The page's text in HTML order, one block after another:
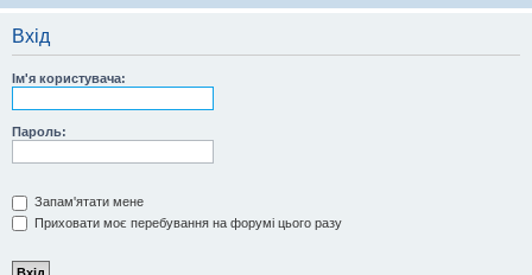
Вхід
Ім'я користувача:
Пароль:
Запам'ятати мене
Приховати моє перебування на форумі цього разу